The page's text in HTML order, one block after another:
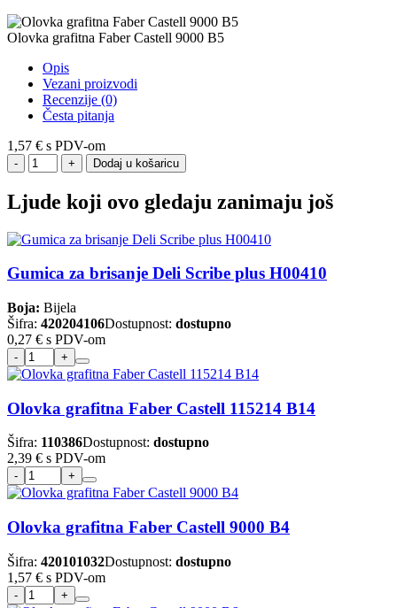
Olovka grafitna Faber Castell 9000 B5
Opis
Vezani proizvodi
Recenzije (0)
Česta pitanja
1,57 € s PDV-om
Dodaj u košaricu
Ljude koji ovo gledaju zanimaju još
Gumica za brisanje Deli Scribe plus H00410
Boja: Bijela
Šifra: 420204106Dostupnost: dostupno
0,27 € s PDV-om
Olovka grafitna Faber Castell 115214 B14
Šifra: 110386Dostupnost: dostupno
2,39 € s PDV-om
Olovka grafitna Faber Castell 9000 B4
Šifra: 420101032Dostupnost: dostupno
1,57 € s PDV-om